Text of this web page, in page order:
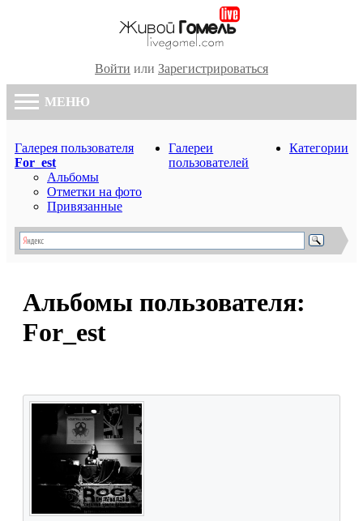
Войти или Зарегистрироваться
МЕНЮ
Галерея пользователя
For_est
Альбомы
Отметки на фото
Привязанные
Галереи
пользователей
Категории
Альбомы пользователя:
For_est